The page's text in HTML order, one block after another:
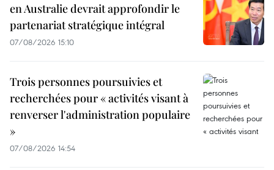
en Australie devrait approfondir le
partenariat stratégique intégral
07/08/2026 15:10
Trois personnes poursuivies et
recherchées pour « activités visant à
renverser l'administration populaire
»
07/08/2026 14:54